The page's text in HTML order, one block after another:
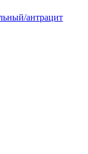
антрацит